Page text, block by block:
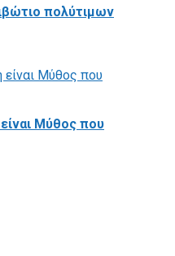
πολύτιμων
Μύθος που